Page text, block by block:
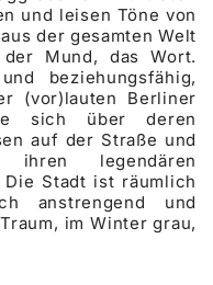
und leisen Töne von
der gesamten Welt
Mund, das Wort.
beziehungsfähig,
(vor)lauten Berliner
sich über deren
auf der Straße und
legendären
Stadt ist räumlich
anstrengend und
im Winter grau,